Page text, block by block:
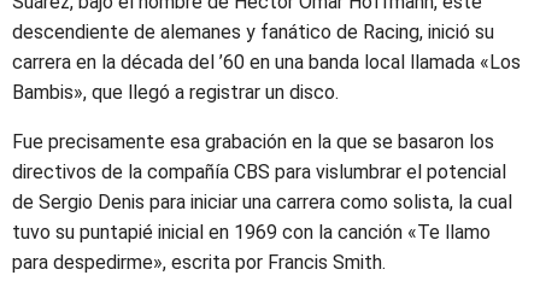
descendiente de alemanes y fanático de Racing, inició su
carrera en la década del ’60 en una banda local llamada «Los
Bambis», que llegó a registrar un disco.
Fue precisamente esa grabación en la que se basaron los
directivos de la compañía CBS para vislumbrar el potencial
de Sergio Denis para iniciar una carrera como solista, la cual
tuvo su puntapié inicial en 1969 con la canción «Te llamo
para despedirme», escrita por Francis Smith.